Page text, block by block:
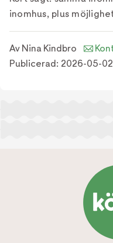
inomhus, plus
Av Nina Kindbro
Publicerad: 2026-05-02